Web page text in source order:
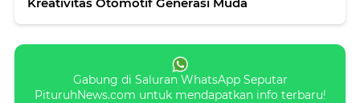
Gabung di Saluran WhatsApp Seputar
PituruhNews.com untuk mendapatkan info terbaru!